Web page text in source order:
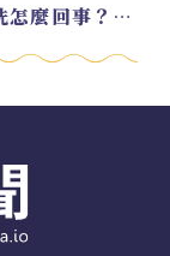
EP.213 川普大攪局：袋鼠市上沖下洗怎麼回事？feat. Alvin